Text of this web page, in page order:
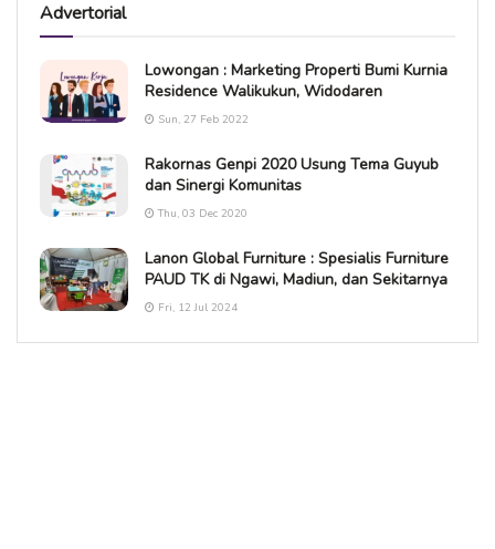
Advertorial
Lowongan : Marketing Properti Bumi Kurnia
Residence Walikukun, Widodaren
Sun, 27 Feb 2022
Rakornas Genpi 2020 Usung Tema Guyub
dan Sinergi Komunitas
Thu, 03 Dec 2020
Lanon Global Furniture : Spesialis Furniture
PAUD TK di Ngawi, Madiun, dan Sekitarnya
Fri, 12 Jul 2024